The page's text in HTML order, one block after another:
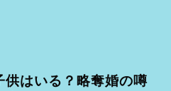
はいる？略奪婚の噂